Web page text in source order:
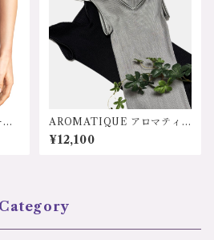
AROMATIQUE アロマティ
ーク J784AR 日本 シルク1
00%天然素材 シルクリブキ
¥12,100
Category